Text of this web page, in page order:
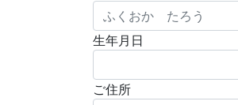
生年月日
ご住所